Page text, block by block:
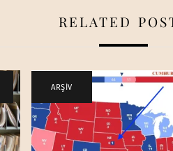
RELATED
, ARŞİV